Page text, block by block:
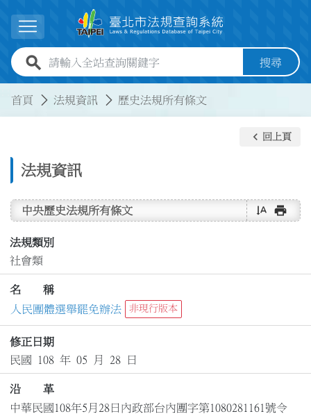
展開選單
全站查詢關鍵字欄位 搜尋
首頁 法規資訊 歷史法規所有條文
法規資訊
keyboard_arrow_left 回上頁
中央歷史法規所有條文 text_rotate_vertical print
法規類別
社會類
名 稱
人民團體選舉罷免辦法
非現行版本
修正日期
民國 108 年 05 月 28 日
沿 革
中華民國108年5月28日內政部台內團字第1080281161號令